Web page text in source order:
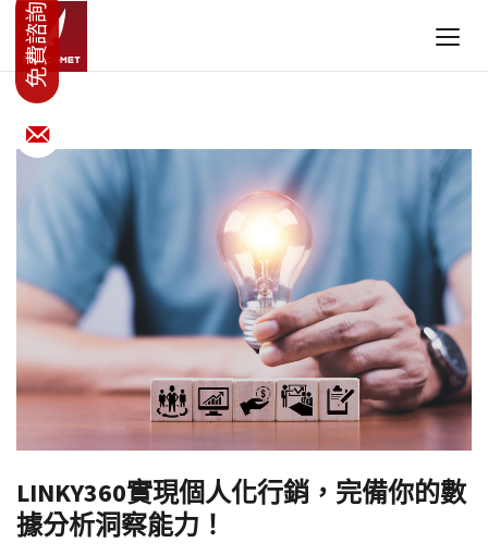
LINKY360實現個人化行銷，完備你的數
據分析洞察能力！